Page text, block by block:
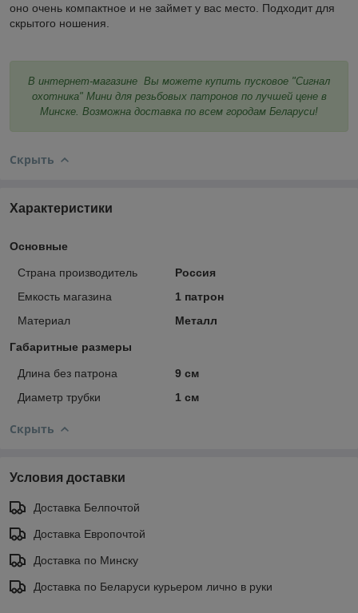
оно очень компактное и не займет у вас место. Подходит для
скрытого ношения.
В интернет-магазине Вы можете купить пусковое "Сигнал
охотника" Мини для резьбовых патронов по лучшей цене в
Минске. Возможна доставка по всем городам Беларуси!
Скрыть
Характеристики
Основные
Страна производитель
Россия
Емкость магазина
1 патрон
Материал
Металл
Габаритные размеры
Длина без патрона
9 см
Диаметр трубки
1 см
Скрыть
Условия доставки
Доставка Белпочтой
Доставка Европочтой
Доставка по Минску
Доставка по Беларуси курьером лично в руки